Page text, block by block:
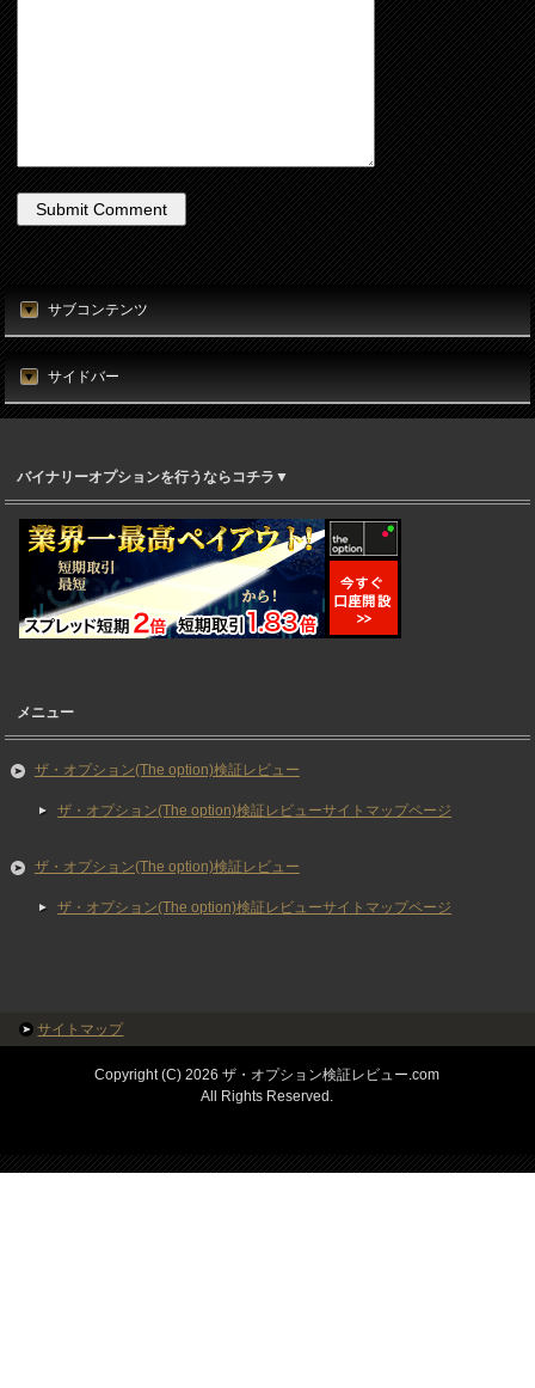
サブコンテンツ
サイドバー
バイナリーオプションを行うならコチラ▼
メニュー
ザ・オプション(The option)検証レビュー
ザ・オプション(The option)検証レビューサイトマップページ
ザ・オプション(The option)検証レビュー
ザ・オプション(The option)検証レビューサイトマップページ
サイトマップ
Copyright (C) 2026 ザ・オプション検証レビュー.com
All Rights Reserved.